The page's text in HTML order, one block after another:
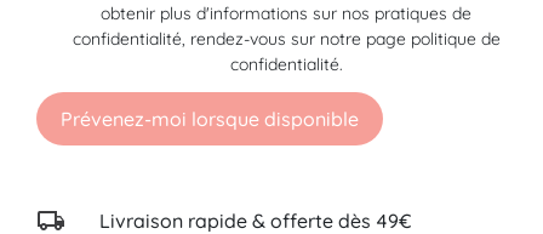
obtenir plus d'informations sur nos pratiques de
confidentialité, rendez-vous sur notre page politique de
confidentialité.
Prévenez-moi lorsque disponible
Livraison rapide & offerte dès 49€